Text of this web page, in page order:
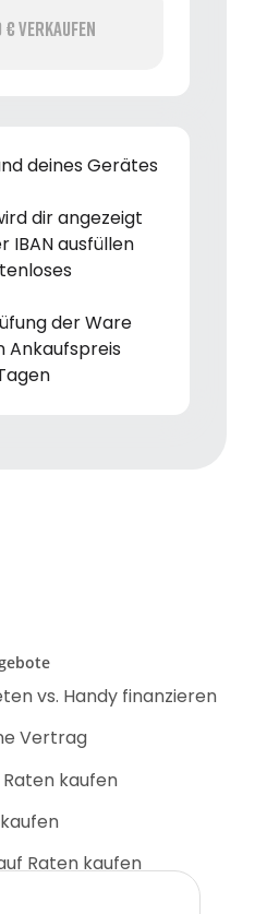
verkaufen
deines Gerätes
dir angezeigt
IBAN ausfüllen
der Ware
Ankaufspreis
vs. Handy finanzieren
Vertrag
kaufen
Raten kaufen